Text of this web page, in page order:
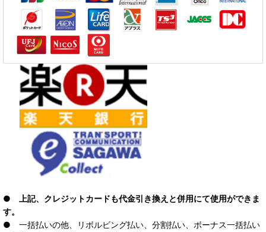
● 上記、クレジットカードも代金引き換えと併用にて使用ができま
す。
● 一括払いの他、リボルビング払い、分割払い、ボーナス一括払い